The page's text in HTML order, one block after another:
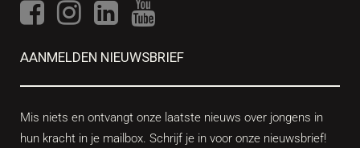
AANMELDEN NIEUWSBRIEF
Mis niets en ontvangt onze laatste nieuws over jongens in
hun kracht in je mailbox. Schrijf je in voor onze nieuwsbrief!